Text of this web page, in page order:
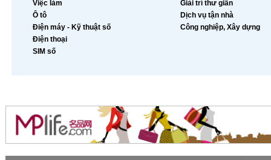
Việc làm
Ô tô
Điện máy - Kỹ thuật số
Điện thoại
SIM số
Giải trí thư giãn
Dịch vụ tận nhà
Công nghiệp, Xây dựng